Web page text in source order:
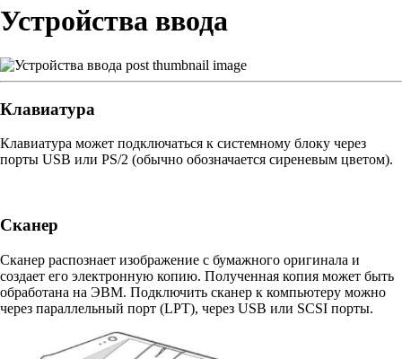
Регистрация
Устройства ввода
Клавиатура
Клавиатура может подключаться к системному блоку через
порты USB или PS/2 (обычно обозначается сиреневым цветом).
Сканер
Сканер распознает изображение с бумажного оригинала и
создает его электронную копию. Полученная копия может быть
обработана на ЭВМ. Подключить сканер к компьютеру можно
через параллельный порт (LPT), через USB или SCSI порты.